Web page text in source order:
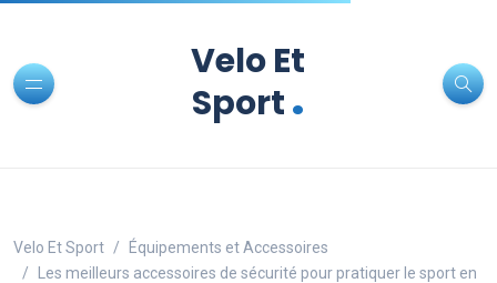
Velo Et
Sport.
Velo Et Sport
Équipements et Accessoires
Les meilleurs accessoires de sécurité pour pratiquer le sport en